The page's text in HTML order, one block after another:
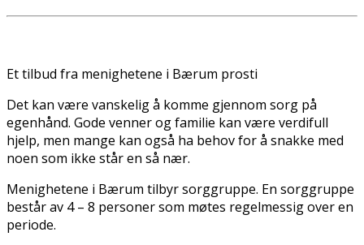
Et tilbud fra menighetene i Bærum prosti
Det kan være vanskelig å komme gjennom sorg på
egenhånd. Gode venner og familie kan være verdifull
hjelp, men mange kan også ha behov for å snakke med
noen som ikke står en så nær.
Menighetene i Bærum tilbyr sorggruppe. En sorggruppe
består av 4 – 8 personer som møtes regelmessig over en
periode.